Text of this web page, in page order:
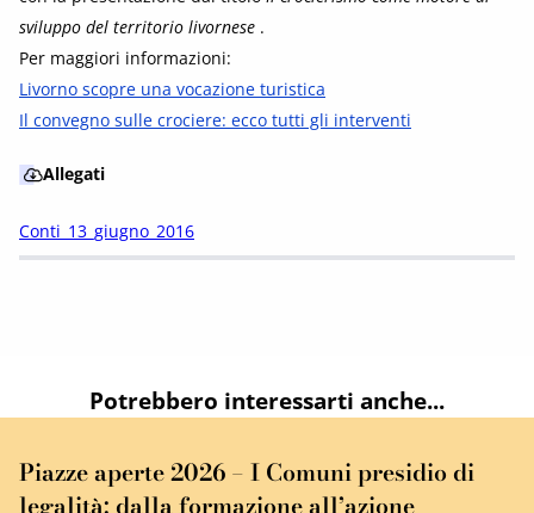
sviluppo del territorio livornese .
Per maggiori informazioni:
Livorno scopre una vocazione turistica
Il convegno sulle crociere: ecco tutti gli interventi
Allegati
Conti_13_giugno_2016
Potrebbero interessarti anche...
Piazze aperte 2026 – I Comuni presidio di